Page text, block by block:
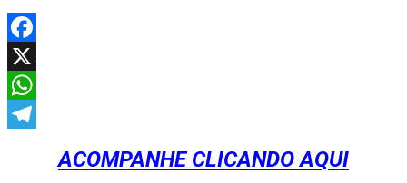
Facebook
X
WhatsApp
ACOMPANHE CLICANDO AQUI